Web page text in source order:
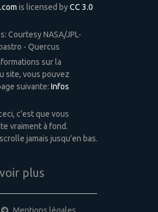
is licensed byCC 3.0
Courtesy NASA/JPL-
- Quercus
sur la
site, vous pouvez
suivante: Infos
c'est que vous
vraiment à fond.
jamais jusqu'en bas.
plus
Mentions légales